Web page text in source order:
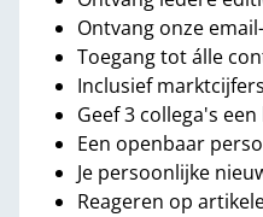
Ontvang onze
Toegang tot álle
Inclusief
Geef 3 collega's
Een openbaar
Je persoonlijke
Reageren op